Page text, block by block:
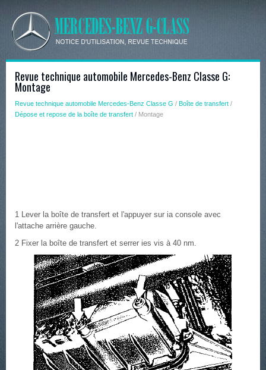
Revue technique automobile Mercedes-Benz Classe G:
Montage
Revue technique automobile Mercedes-Benz Classe G / Boîte de transfert /
Dépose et repose de la boîte de transfert / Montage
1 Lever la boîte de transfert et l'appuyer sur ia console avec
l'attache arrière gauche.
2 Fixer la boîte de transfert et serrer ies vis à 40 nm.